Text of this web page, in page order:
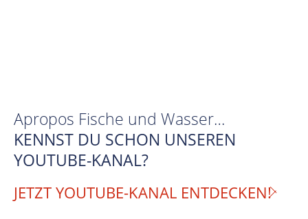
Apropos Fische und Wasser…
KENNST DU SCHON UNSEREN
YOUTUBE-KANAL?
JETZT YOUTUBE-KANAL ENTDECKEN!